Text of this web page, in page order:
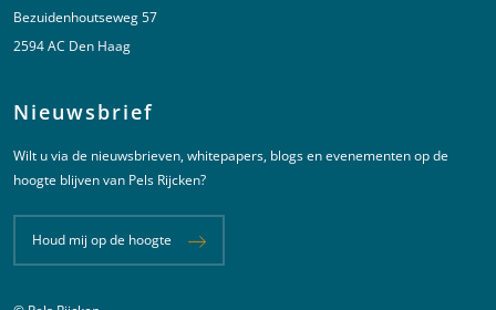
Bezuidenhoutseweg 57
2594 AC Den Haag
Nieuwsbrief
Wilt u via de nieuwsbrieven, whitepapers, blogs en evenementen op de
hoogte blijven van Pels Rijcken?
Houd mij op de hoogte